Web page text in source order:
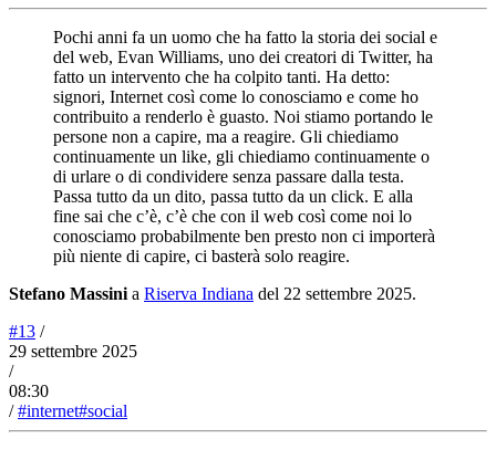
Pochi anni fa un uomo che ha fatto la storia dei social e
del web, Evan Williams, uno dei creatori di Twitter, ha
fatto un intervento che ha colpito tanti. Ha detto:
signori, Internet così come lo conosciamo e come ho
contribuito a renderlo è guasto. Noi stiamo portando le
persone non a capire, ma a reagire. Gli chiediamo
continuamente un like, gli chiediamo continuamente o
di urlare o di condividere senza passare dalla testa.
Passa tutto da un dito, passa tutto da un click. E alla
fine sai che c’è, c’è che con il web così come noi lo
conosciamo probabilmente ben presto non ci importerà
più niente di capire, ci basterà solo reagire.
Stefano Massinia Riserva Indiana del 22 settembre 2025.
#13 /
29 settembre 2025
/
08:30
/#internet#social